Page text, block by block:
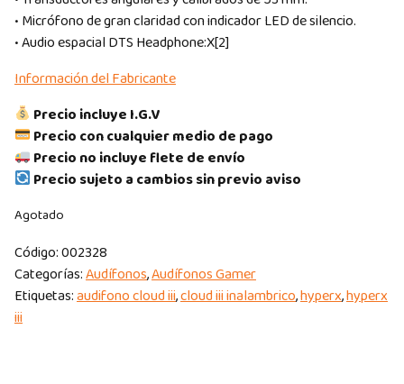
• Micrófono de gran claridad con indicador LED de silencio.
• Audio espacial DTS Headphone:X[2]
Información del Fabricante
Precio incluye I.G.V
Precio con cualquier medio de pago
Precio no incluye flete de envío
Precio sujeto a cambios sin previo aviso
Agotado
Código:002328
Categorías:Audífonos,Audífonos Gamer
Etiquetas:audifono cloud iii,cloud iii inalambrico,hyperx,hyperx
iii